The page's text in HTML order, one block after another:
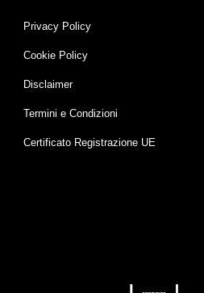
Privacy Policy
Cookie Policy
Disclaimer
Termini e Condizioni
Certificato Registrazione UE